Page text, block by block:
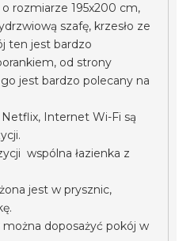
rozmiarze 195x200 cm,
szafę, krzesło ze
ten jest bardzo
od strony
jest bardzo polecany na
Internet Wi-Fi są
wspólna łazienka z
jest w prysznic,
doposażyć pokój w